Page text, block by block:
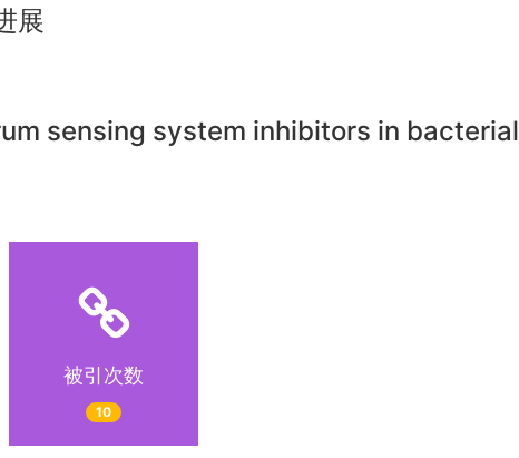
展
sensing system inhibitors in bacterial
被引次数
10